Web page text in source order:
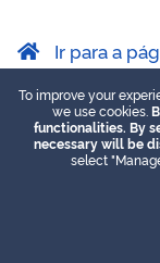
Ir para a
To improve your
we use cookies.
functionalities. By
necessary will be
select